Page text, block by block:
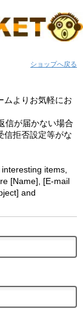
ショップへ戻る
ムよりお気軽にお
信が届かない場合
信拒否設定等がな
items,
[Name], [E-mail
and